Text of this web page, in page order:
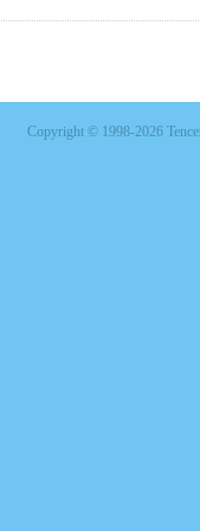
Copyright © 1998-2026